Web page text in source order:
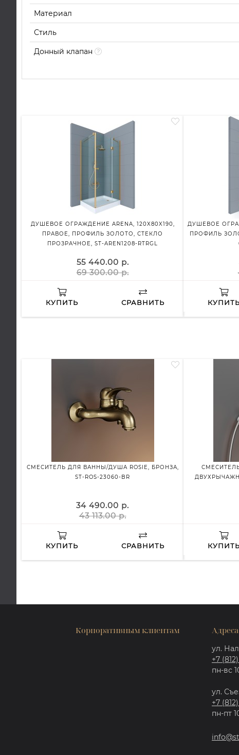
Материал
Стиль
Донный клапан
ДУШЕВОЕ ОГРАЖДЕНИЕ ARENA, 120X80X190,
ПРАВОЕ, ПРОФИЛЬ ЗОЛОТО, СТЕКЛО
ПРОЗРАЧНОЕ, ST-AREN1208-RTRGL
55 440.00 р.
69 300.00 р.
КУПИТЬ СРАВНИТЬ
ДУШЕВОЕ
ПРОФИЛЬ
СМЕСИТЕЛЬ ДЛЯ ВАННЫ/ДУША ROSIE, БРОНЗА,
ST-ROS-23060-BR
34 490.00 р.
43 113.00 р.
КУПИТЬ СРАВНИТЬ
Корпоративным клиентам
ул.
+7
пн-вс
ул.
+7
пн-пт